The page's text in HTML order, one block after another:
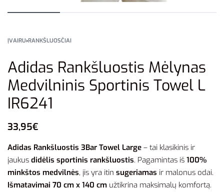
ĮVAIRU›RANKŠLUOSČIAI
Adidas Rankšluostis Mėlynas
Medvilninis Sportinis Towel L
IR6241
33,95€
Adidas Rankšluostis 3Bar Towel Large – tai klasikinis ir
jaukus didėlis sportinis rankšluostis. Pagamintas iš 100%
minkštos medvilnės, jis yra itin sugeriamas ir malonus odai.
Išmatavimai 70 cm x 140 cm užtikrina maksimalų komfortą.